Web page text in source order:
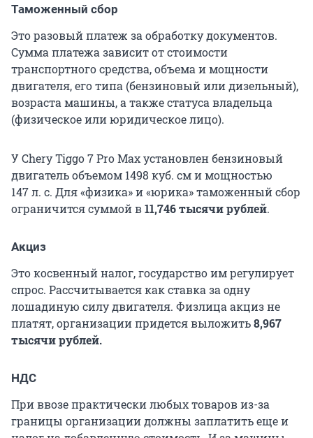
Таможенный сбор
Это разовый платеж за обработку документов.
Сумма платежа зависит от стоимости
транспортного средства, объема и мощности
двигателя, его типа (бензиновый или дизельный),
возраста машины, а также статуса владельца
(физическое или юридическое лицо).
У Chery Tiggo 7 Pro Max установлен бензиновый
двигатель объемом 1498 куб. см и мощностью
147 л. с. Для «физика» и «юрика» таможенный сбор
ограничится суммой в11,746 тысячи рублей.
Акциз
Это косвенный налог, государство им регулирует
спрос. Рассчитывается как ставка за одну
лошадиную силу двигателя. Физлица акциз не
платят, организации придется выложить8,967
тысячи рублей.
НДС
При ввозе практически любых товаров из-за
границы организации должны заплатить еще и